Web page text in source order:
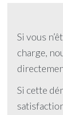
Si vous
charge,
Si cette